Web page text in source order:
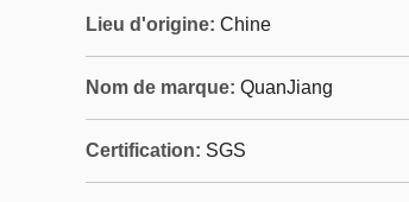
Lieu d'origine: Chine
Nom de marque: QuanJiang
Certification: SGS